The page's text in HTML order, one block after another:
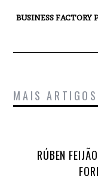
BUSINESS FACTORY
MAIS
RÚBEN